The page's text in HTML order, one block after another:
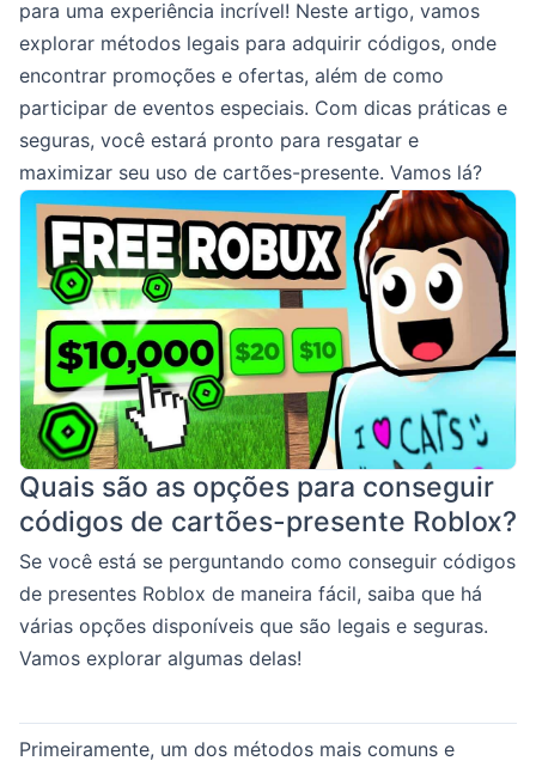
para uma experiência incrível! Neste artigo, vamos
explorar métodos legais para adquirir códigos, onde
encontrar promoções e ofertas, além de como
participar de eventos especiais. Com dicas práticas e
seguras, você estará pronto para resgatar e
maximizar seu uso de cartões-presente. Vamos lá?
Quais são as opções para conseguir
códigos de cartões-presente Roblox?
Se você está se perguntando como conseguir códigos
de presentes Roblox de maneira fácil, saiba que há
várias opções disponíveis que são legais e seguras.
Vamos explorar algumas delas!
Primeiramente, um dos métodos mais comuns e